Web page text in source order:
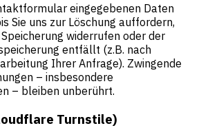
eingegebenen Daten
Sie uns zur Löschung auffordern,
widerrufen oder der
entfällt (z.B. nach
Ihrer Anfrage). Zwingende
– insbesondere
– bleiben unberührt.
Turnstile)